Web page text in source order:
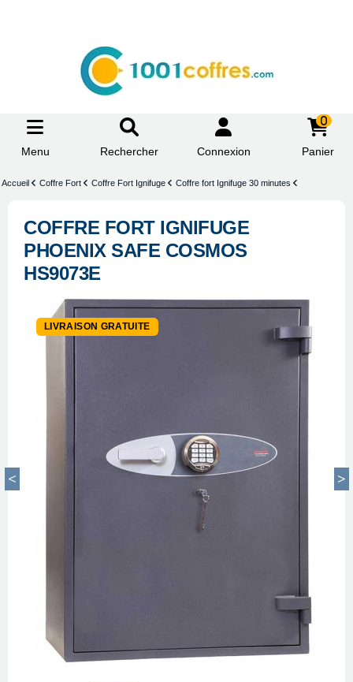
Menu Rechercher Connexion
0
Panier
Accueil Coffre Fort Coffre Fort Ignifuge Coffre fort Ignifuge 30 minutes
COFFRE FORT IGNIFUGE
PHOENIX SAFE COSMOS
HS9073E
-20%
LIVRAISON GRATUITE